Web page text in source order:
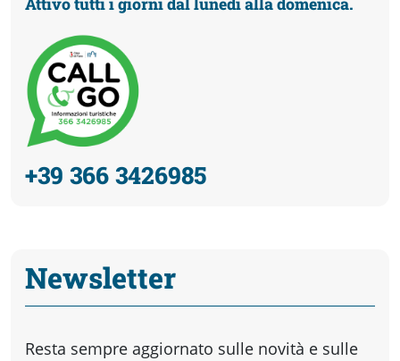
Attivo tutti i giorni dal lunedì alla domenica.
+39 366 3426985
Newsletter
Resta sempre aggiornato sulle novità e sulle